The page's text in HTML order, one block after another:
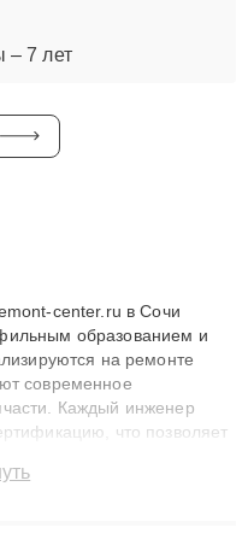
– 7 лет
center.ru в Сочи
образованием и
на ремонте
современное
Каждый инженер
что позволяет
3 лет. Наши мастера